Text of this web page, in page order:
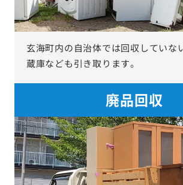
玄海町内の自治体では回収していな
蔵庫なども引き取ります。
廃品回収